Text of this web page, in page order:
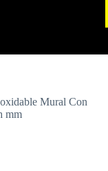
Mural Con
mm